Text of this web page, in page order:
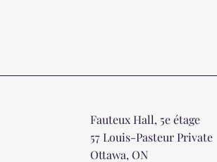
Fauteux Hall, 5e étage
57 Louis-Pasteur Private
Ottawa, ON